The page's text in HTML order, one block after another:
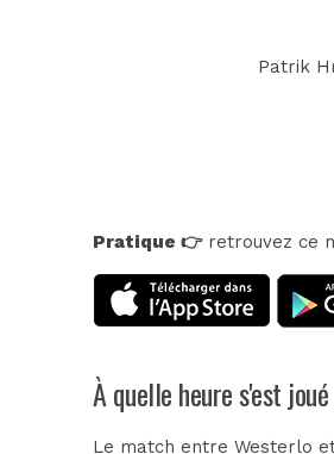
Patrik
Pratique 👉retrouvez ce
À quelle heure s'est
Le match entre Westerlo